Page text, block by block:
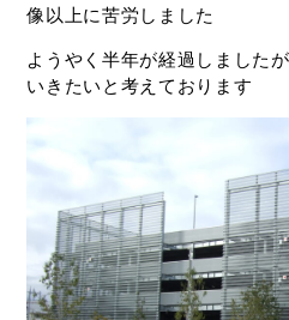
像以上に苦労しました
ようやく半年が経過しました
いきたいと考えております